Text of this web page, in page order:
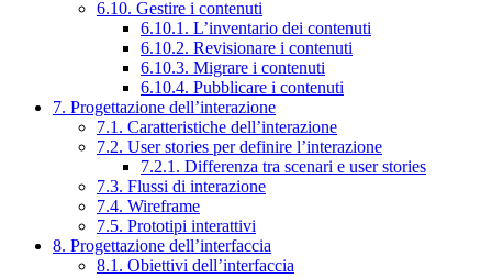
6.10. Gestire i contenuti
6.10.1. L’inventario dei contenuti
6.10.2. Revisionare i contenuti
6.10.3. Migrare i contenuti
6.10.4. Pubblicare i contenuti
7. Progettazione dell’interazione
7.1. Caratteristiche dell’interazione
7.2. User stories per definire l’interazione
7.2.1. Differenza tra scenari e user stories
7.3. Flussi di interazione
7.4. Wireframe
7.5. Prototipi interattivi
8. Progettazione dell’interfaccia
8.1. Obiettivi dell’interfaccia